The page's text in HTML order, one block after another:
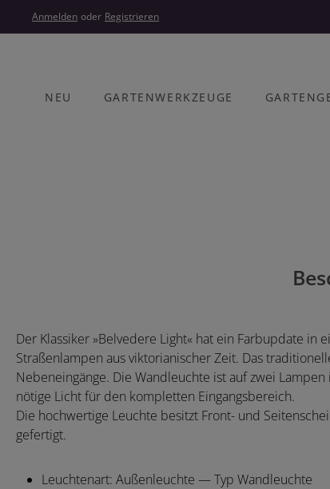
Hauptinhalt springen
Zur Hauptnavigation springen
Anmelden oder Registrieren
NEU GARTENWERKZEUGE
Der Klassiker »Belvedere Light« hat ein Farbupdate
Straßenlampen aus viktorianischer Zeit. Das
Nebeneingänge. Die Wandleuchte ist auf zwei
nötige Licht für den kompletten Eingangsbereich.
Die hochwertige Leuchte besitzt Front- und
gefertigt.
Leuchtenart: Außenleuchte — Typ Wandleuchte